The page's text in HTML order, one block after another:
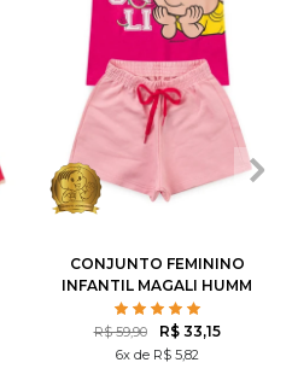
1 6
CONJUNTO FEMININO
INFANTIL MAGALI HUMM
AMO MELANCIA- TURMA
DA MÔNICA
R$ 59,90 R$ 33,15
6x de R$ 5,82